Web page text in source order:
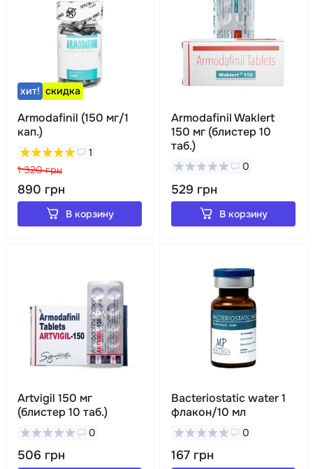
хит! скидка
Armodafinil (150 мг/1
кап.)
1
1 320 грн
890 грн
В корзину
Armodafinil Waklert
150 мг (блистер 10
таб.)
0
529 грн
В корзину
Artvigil 150 мг
(блистер 10 таб.)
0
506 грн
Bacteriostatic water 1
флакон/10 мл
0
167 грн